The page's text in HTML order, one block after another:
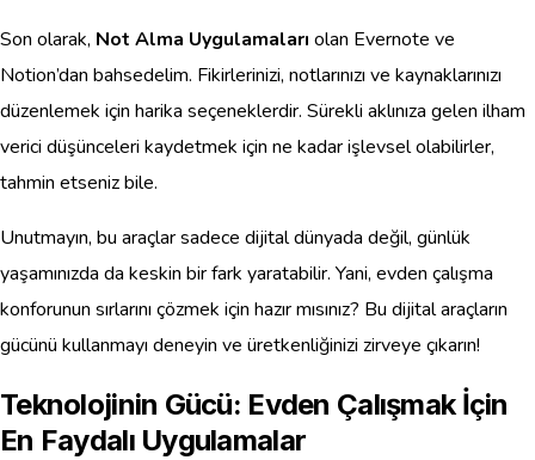
Son olarak, Not Alma Uygulamaları olan Evernote ve
Notion’dan bahsedelim. Fikirlerinizi, notlarınızı ve kaynaklarınızı
düzenlemek için harika seçeneklerdir. Sürekli aklınıza gelen ilham
verici düşünceleri kaydetmek için ne kadar işlevsel olabilirler,
tahmin etseniz bile.
Unutmayın, bu araçlar sadece dijital dünyada değil, günlük
yaşamınızda da keskin bir fark yaratabilir. Yani, evden çalışma
konforunun sırlarını çözmek için hazır mısınız? Bu dijital araçların
gücünü kullanmayı deneyin ve üretkenliğinizi zirveye çıkarın!
Teknolojinin Gücü: Evden Çalışmak İçin
En Faydalı Uygulamalar